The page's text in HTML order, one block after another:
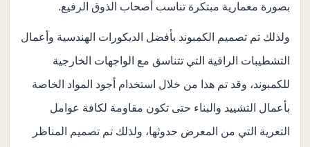
بصورة معمارية مبتكرة تناسب أصحاب الذوق الرفيع.
ولذلك تم تصميم الكمبوند بأفضل الديكورات الهندسية وأعمال
التشطيبات الراقية التي تتناسق مع الواجهات الخارجية
للكمبوند، وقد تم هذا من خلال استخدام أجود المواد الخاصة
بأعمال التشييد والبناء حتى تكون مقاومة لكافة عوامل
التعرية التي من المعرض حدوثها، ولذلك تم تصميم المناظر